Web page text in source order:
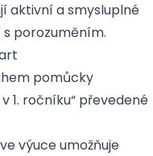
aktivní a smysluplné
porozuměním.
pomůcky
1. ročníku“ převedené
výuce umožňuje